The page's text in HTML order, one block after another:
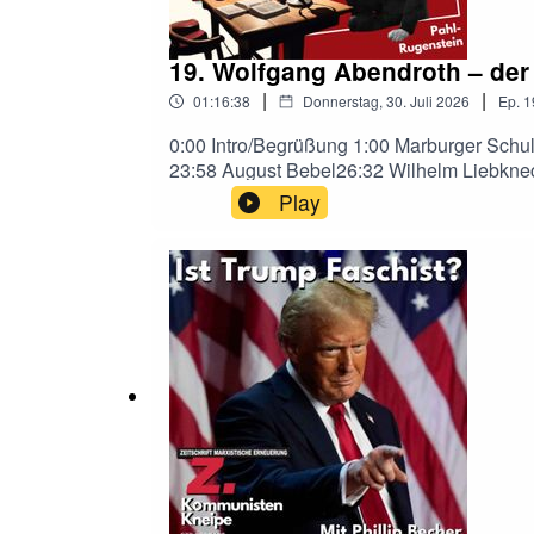
19. Wolfgang Abendroth –
01:16:38 | Donnerstag, 30. Juli 2026 | Ep.
0:00 Intro/Begrüßung 1:00 Marburger
23:58 August Bebel26:32 Wilhelm
Achillis36:52 IAA (I. Internationale) 38:16
Preußen44:56 Gothaer
Programm1:07:24 Beginn der
Marxismus1:14:10 Kapitulation vor dem
Abendroth zum Aufstieg und zur Krise der
historische Entwicklung eintauchen. Im
theoretischen Auseinandersetzungen zwischen Lassalle,
aber sehr über Spenden für unsere
Play